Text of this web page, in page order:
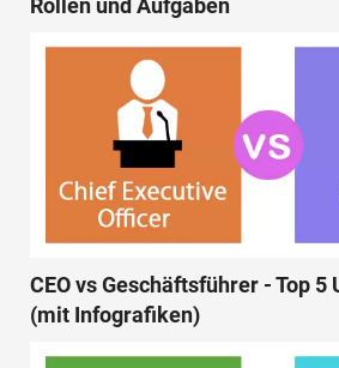
Rollen und Aufgaben
CEO vs Geschäftsführer - Top 5
(mit Infografiken)